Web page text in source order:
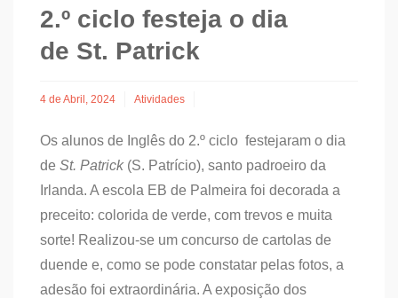
2.º ciclo festeja o dia
de St. Patrick
4 de Abril, 2024 Atividades
Os alunos de Inglês do 2.º ciclo festejaram o dia
de St. Patrick(S. Patrício), santo padroeiro da
Irlanda. A escola EB de Palmeira foi decorada a
preceito: colorida de verde, com trevos e muita
sorte! Realizou-se um concurso de cartolas de
duende e, como se pode constatar pelas fotos, a
adesão foi extraordinária. A exposição dos